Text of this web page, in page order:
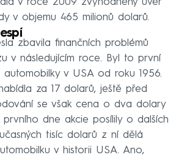
v roce 2009 zvýhodněný úvěr
v objemu 465 milionů dolarů.
zbavila finančních problémů
v následujícím roce. Byl to první
automobilky v USA od roku 1956.
za 17 dolarů, ještě před
se však cena o dva dolary
dne akcie posílily o dalších
tisíc dolarů z ní dělá
v historii USA. Ano,